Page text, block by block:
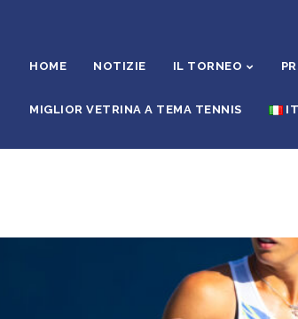
HOME NOTIZIE IL TORNEO
MIGLIOR VETRINA A TEMA TENNIS